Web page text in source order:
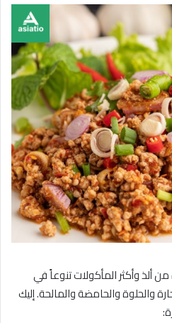
من ألذ وأكثر المأكولات تنوعاً في
والحلوة والحامضة والمالحة. إليك